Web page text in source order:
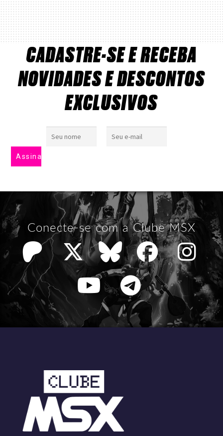
CADASTRE-SE E RECEBA
NOVIDADES E DESCONTOS
EXCLUSIVOS
Conecte-se com a Clube MSX